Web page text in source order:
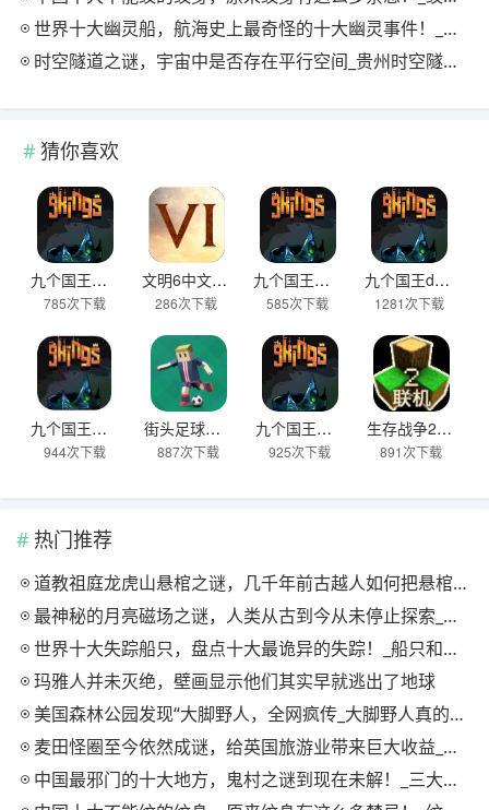
世界十大幽灵船，航海史上最奇怪的十大幽灵事件！_世界六大幽灵船
时空隧道之谜，宇宙中是否存在平行空间_贵州时空隧道之谜
猜你喜欢
九个国王官方版
785次下载
文明6中文汉化版
286次下载
九个国王最新版
585次下载
九个国王demo
1281次下载
九个国王完整版
944次下载
街头足球对决无广告版
887次下载
九个国王汉化版
925次下载
生存战争2.4四季版本下载
891次下载
热门推荐
道教祖庭龙虎山悬棺之谜，几千年前古越人如何把悬棺放上悬崖的？
最神秘的月亮磁场之谜，人类从古到今从未停止探索_月球是不是月亮
世界十大失踪船只，盘点十大最诡异的失踪！_船只和飞机失踪最多的地方
玛雅人并未灭绝，壁画显示他们其实早就逃出了地球
美国森林公园发现“大脚野人，全网疯传_大脚野人真的存在吗
麦田怪圈至今依然成谜，给英国旅游业带来巨大收益_麦田怪圈在英国的哪个地方
中国最邪门的十大地方，鬼村之谜到现在未解！_三大鬼村